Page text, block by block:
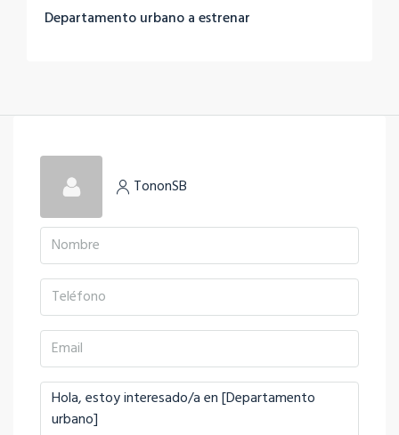
Departamento urbano a estrenar
TononSB